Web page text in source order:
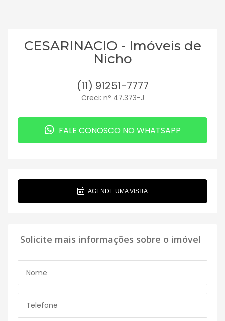
CESARINACIO - Imóveis de
Nicho
(11) 91251-7777
Creci: nº 47.373-J
FALE CONOSCO NO WHATSAPP
AGENDE UMA VISITA
Solicite mais informações sobre o imóvel